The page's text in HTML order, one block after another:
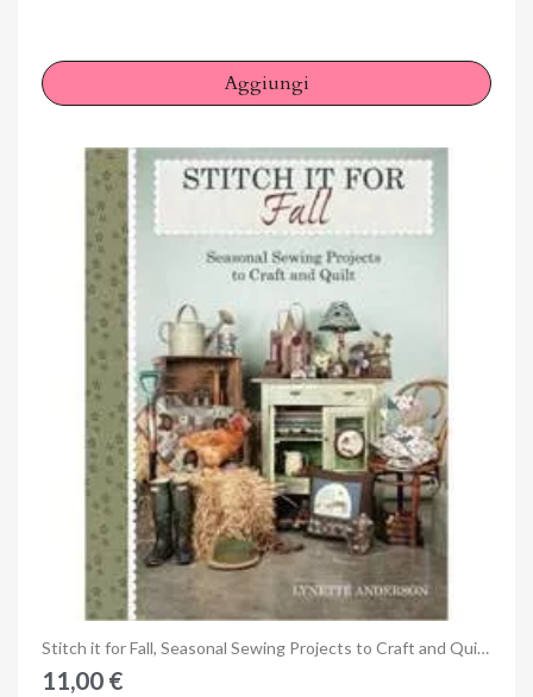
Aggiungi
Anteprima Stitch it for Fall, Seasonal Sewing Projects to Craft and Quilt - Lynette Anderson
11,00 €